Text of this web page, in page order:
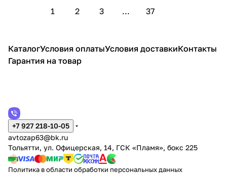
1 2 3 ... 37
КаталогУсловия оплатыУсловия доставкиКонтакты
Гарантия на товар
+7 927 218-10-05
avtozap63@bk.ru
Тольятти, ул. Офицерская, 14, ГСК «Пламя», бокс 225
Политика в области обработки персональных данных